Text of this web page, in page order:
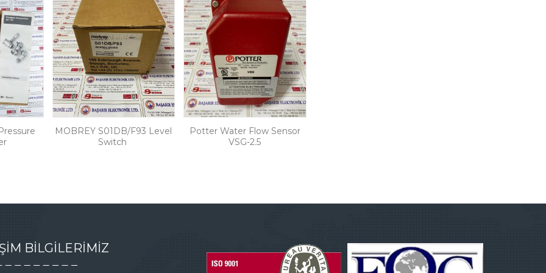
MOBREY S01DB/F93 Level
Switch
Potter Water Flow Sensor
VSG-2.5
BİLGİLERİMİZ